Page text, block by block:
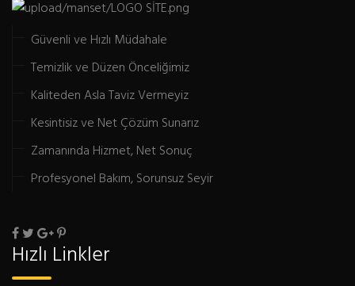
Güvenli ve Hızlı Müdahale
Temizlik ve Düzen Önceliğimiz
Kaliteden Asla Taviz Vermeyiz
Kesintisiz ve Net Çözüm Sunarız
Zamanında Hizmet, Net Sonuç
Profesyonel Bakım, Sorunsuz Seyir
Hızlı Linkler